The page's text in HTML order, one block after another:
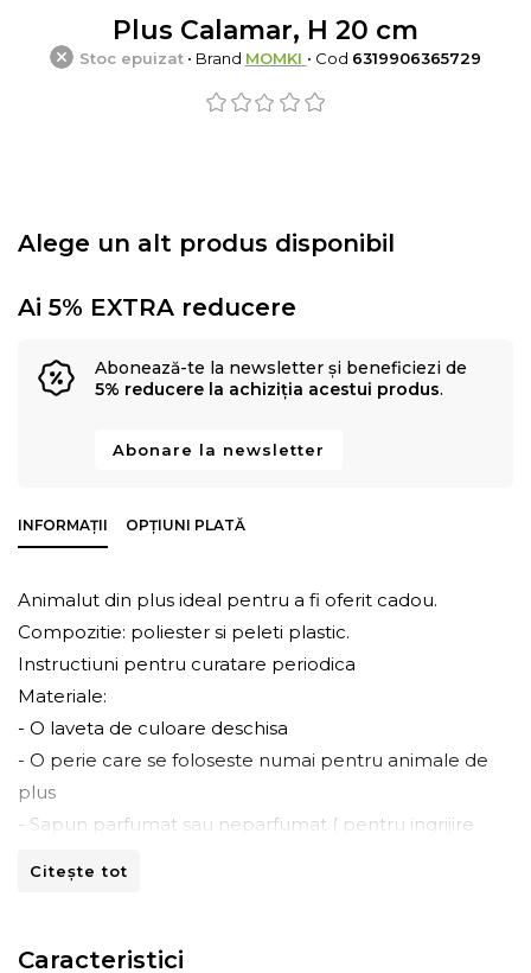
Plus Calamar, H 20 cm
Stoc epuizat• Brand MOMKI • Cod 6319906365729
Alege un alt produs disponibil
Ai 5% EXTRA reducere
Abonează-te la newsletter și beneficiezi de
5% reducere la achiziția acestui produs.
Abonare la newsletter
INFORMAȚII OPȚIUNI PLATĂ
Animalut din plus ideal pentru a fi oferit cadou.
Compozitie: poliester si peleti plastic.
Instructiuni pentru curatare periodica
Materiale:
- O laveta de culoare deschisa
- O perie care se foloseste numai pentru animale de
plus
- Sapun parfumat sau neparfumat ( pentru ingrijire
- Frecati usor cu laveta umeda suprafata animalului de
animalelor de companie etc.
Citește tot
Caracteristici